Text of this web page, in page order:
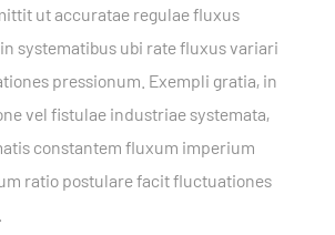
ut accuratae regulae fluxus
systematibus ubi rate fluxus variari
pressionum. Exempli gratia, in
vel fistulae industriae systemata,
constantem fluxum imperium
ratio postulare facit fluctuationes